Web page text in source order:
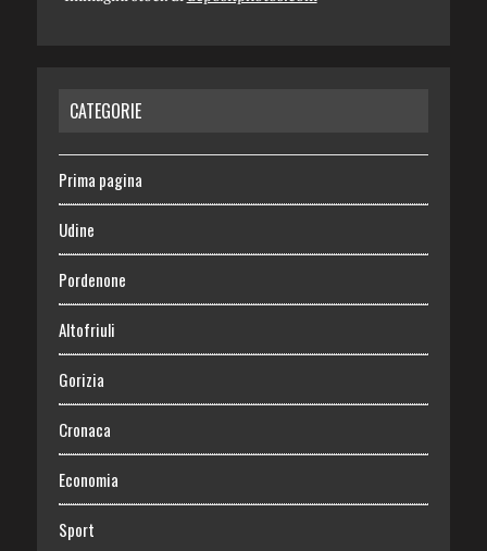
CATEGORIE
Prima pagina
Udine
Pordenone
Altofriuli
Gorizia
Cronaca
Economia
Sport